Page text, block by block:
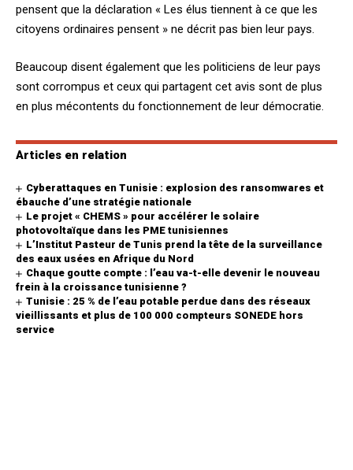
pensent que la déclaration « Les élus tiennent à ce que les
citoyens ordinaires pensent » ne décrit pas bien leur pays.
Beaucoup disent également que les politiciens de leur pays
sont corrompus et ceux qui partagent cet avis sont de plus
en plus mécontents du fonctionnement de leur démocratie.
Articles en relation
Cyberattaques en Tunisie : explosion des ransomwares et
ébauche d’une stratégie nationale
Le projet « CHEMS » pour accélérer le solaire
photovoltaïque dans les PME tunisiennes
L’Institut Pasteur de Tunis prend la tête de la surveillance
des eaux usées en Afrique du Nord
Chaque goutte compte : l’eau va-t-elle devenir le nouveau
frein à la croissance tunisienne ?
Tunisie : 25 % de l’eau potable perdue dans des réseaux
vieillissants et plus de 100 000 compteurs SONEDE hors
service